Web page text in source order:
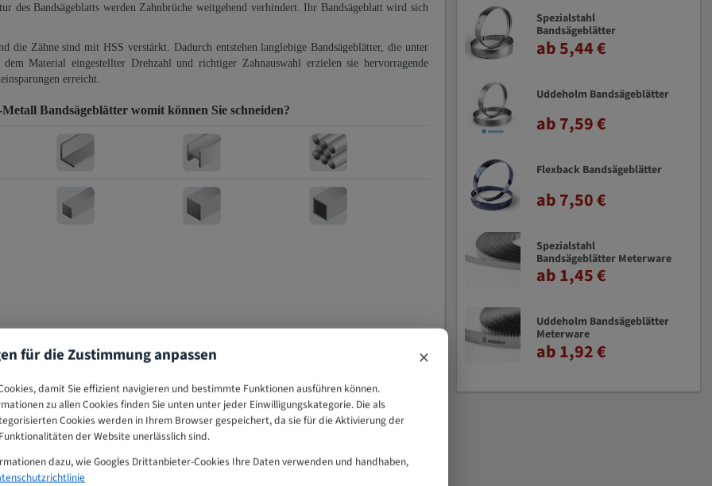
des Bandsägeblatts werden Zahnbrüche weitgehend verhindert. Ihr Bandsägeblatt wird sich
die Zähne sind mit HSS verstärkt. Dadurch entstehen langlebige Bandsägeblätter, die unter
Material eingestellter Drehzahl und richtiger Zahnauswahl erzielen sie hervorragende
erreicht.
Bandsägeblätter womit können Sie schneiden?
Spezialstahl
Bandsägeblätter
ab 5,44 €
Uddeholm Bandsägeblätter
ab 7,59 €
Flexback Bandsägeblätter
ab 7,50 €
Spezialstahl
Bandsägeblätter Meterware
ab 1,45 €
Uddeholm Bandsägeblätter
Meterware
ab 1,92 €
für die Zustimmung anpassen ×
damit Sie effizient navigieren und bestimmte Funktionen ausführen können.
zu allen Cookies finden Sie unten unter jeder Einwilligungskategorie. Die als
Cookies werden in Ihrem Browser gespeichert, da sie für die Aktivierung der
der Website unerlässlich sind.
dazu, wie Googles Drittanbieter-Cookies Ihre Daten verwenden und handhaben,